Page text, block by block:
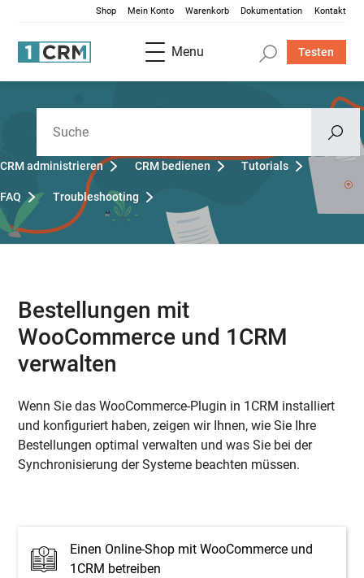
Shop Mein Konto Warenkorb Dokumentation Kontakt
Menu Testen
CRM administrieren CRM bedienen Tutorials
FAQ Troubleshooting
Bestellungen mit
WooCommerce und 1CRM
verwalten
Wenn Sie das WooCommerce-Plugin in 1CRM installiert
und konfiguriert haben, zeigen wir Ihnen, wie Sie Ihre
Bestellungen optimal verwalten und was Sie bei der
Synchronisierung der Systeme beachten müssen.
Einen Online-Shop mit WooCommerce und
1CRM betreiben